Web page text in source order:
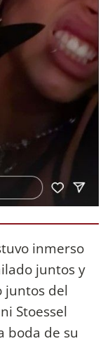
inmerso
juntos y
juntos del
Stoessel
boda de su